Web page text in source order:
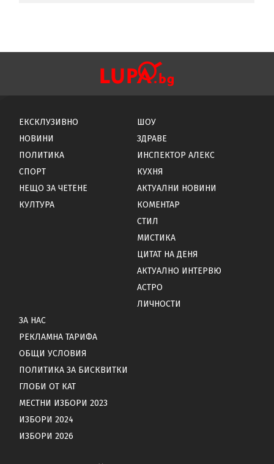
ЕКСКЛУЗИВНО
НОВИНИ
ПОЛИТИКА
СПОРТ
НЕЩО ЗА ЧЕТЕНЕ
КУЛТУРА
ШОУ
ЗДРАВЕ
ИНСПЕКТОР АЛЕКС
КУХНЯ
АКТУАЛНИ НОВИНИ
КОМЕНТАР
СТИЛ
МИСТИКА
ЦИТАТ НА ДЕНЯ
АКТУАЛНО ИНТЕРВЮ
АСТРО
ЛИЧНОСТИ
ЗА НАС
РЕКЛАМНА ТАРИФА
ОБЩИ УСЛОВИЯ
ПОЛИТИКА ЗА БИСКВИТКИ
ГЛОБИ ОТ КАТ
МЕСТНИ ИЗБОРИ 2023
ИЗБОРИ 2024
ИЗБОРИ 2026